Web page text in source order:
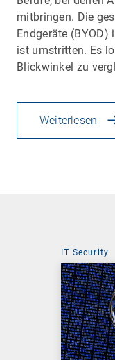
mitbringen. Die
Endgeräte
ist umstritten. Es
Blickwinkel zu
Weiterlesen
IT Security